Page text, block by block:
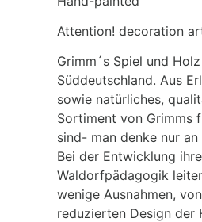
Attention! decoration
Grimm´s Spiel und
Süddeutschland. Aus
sowie natürliches,
Sortiment von Grimms
sind- man denke nur
Bei der Entwicklung
Waldorfpädagogik
wenige Ausnahmen,
reduzierten Design der